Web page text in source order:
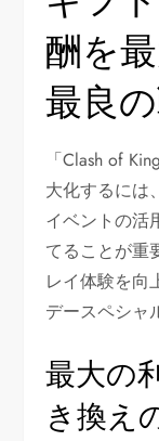
酬を
最良
「Clash of
大化するには
イベントの活
てることが重
レイ体験を向
デースペシャ
最大の
き換え